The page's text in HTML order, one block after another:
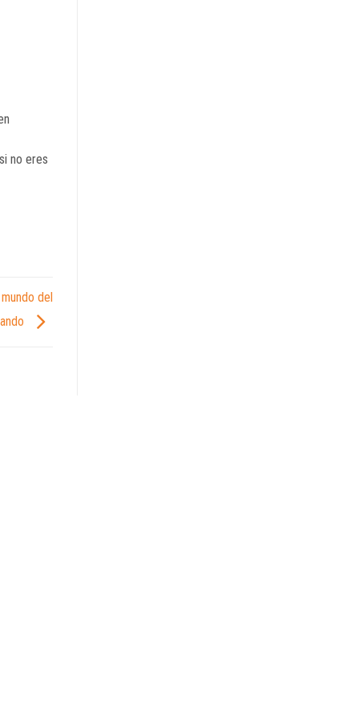
no eres
del